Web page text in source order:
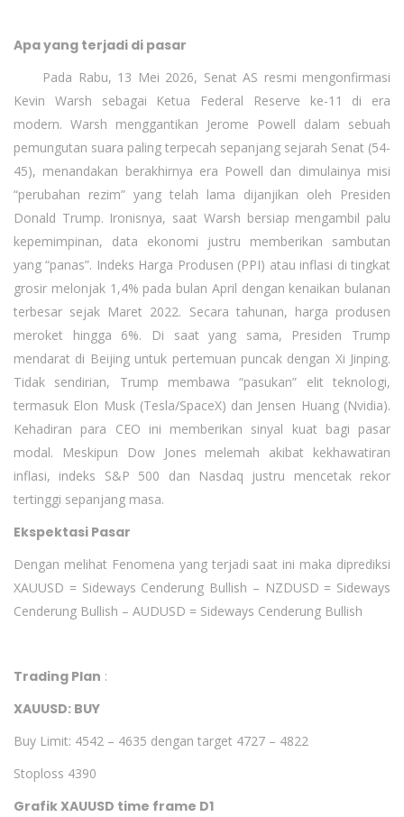
Apa yang terjadi di pasar
Pada Rabu, 13 Mei 2026, Senat AS resmi mengonfirmasi
Kevin Warsh sebagai Ketua Federal Reserve ke-11 di era
modern. Warsh menggantikan Jerome Powell dalam sebuah
pemungutan suara paling terpecah sepanjang sejarah Senat (54-
45), menandakan berakhirnya era Powell dan dimulainya misi
“perubahan rezim” yang telah lama dijanjikan oleh Presiden
Donald Trump. Ironisnya, saat Warsh bersiap mengambil palu
kepemimpinan, data ekonomi justru memberikan sambutan
yang “panas”. Indeks Harga Produsen (PPI) atau inflasi di tingkat
grosir melonjak 1,4% pada bulan April dengan kenaikan bulanan
terbesar sejak Maret 2022. Secara tahunan, harga produsen
meroket hingga 6%. Di saat yang sama, Presiden Trump
mendarat di Beijing untuk pertemuan puncak dengan Xi Jinping.
Tidak sendirian, Trump membawa “pasukan” elit teknologi,
termasuk Elon Musk (Tesla/SpaceX) dan Jensen Huang (Nvidia).
Kehadiran para CEO ini memberikan sinyal kuat bagi pasar
modal. Meskipun Dow Jones melemah akibat kekhawatiran
inflasi, indeks S&P 500 dan Nasdaq justru mencetak rekor
tertinggi sepanjang masa.
Ekspektasi Pasar
Dengan melihat Fenomena yang terjadi saat ini maka diprediksi
XAUUSD = Sideways Cenderung Bullish – NZDUSD = Sideways
Cenderung Bullish – AUDUSD = Sideways Cenderung Bullish
Trading Plan :
XAUUSD: BUY
Buy Limit: 4542 – 4635 dengan target 4727 – 4822
Stoploss 4390
Grafik XAUUSD time frame D1